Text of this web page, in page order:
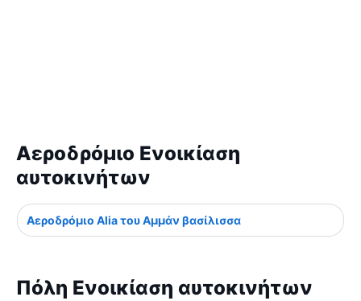
Αεροδρόμιο Ενοικίαση
αυτοκινήτων
Αεροδρόμιο Alia του Αμμάν βασίλισσα
Πόλη Ενοικίαση αυτοκινήτων